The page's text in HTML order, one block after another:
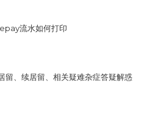
流水如何打印
留、续居留、相关疑难杂症答疑解惑